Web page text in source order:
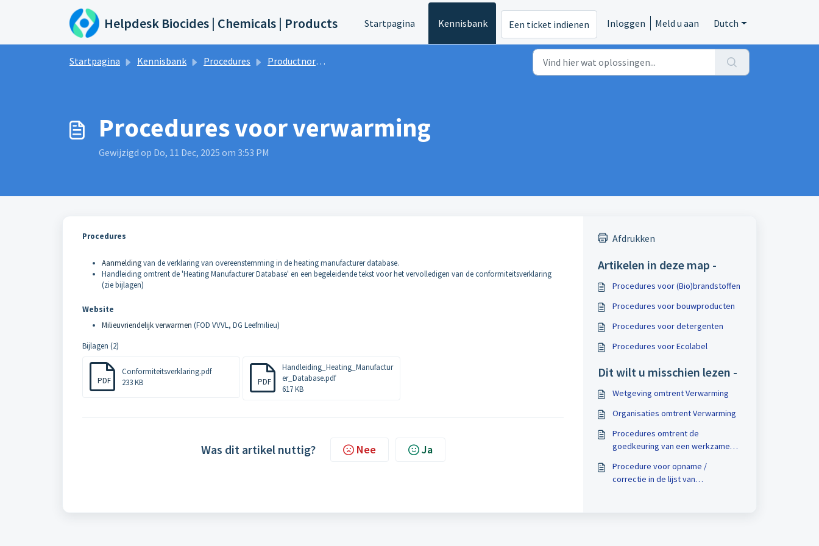
Doorgaan naar hoofdinhoud
Helpdesk Biocides | Chemicals | Products Startpagina Kennisbank Een ticket indienen Inloggen Meld u aan Dutch
Startpagina Kennisbank Procedures Productnormen
Procedures voor verwarming
Gewijzigd op Do, 11 Dec, 2025 om 3:53 PM
Procedures
Aanmeldingvan de verklaring van overeenstemming in de heating manufacturer database.
Handleiding omtrent de 'Heating Manufacturer Database' en een begeleidende tekst voor het vervolledigen van de conformiteitsverklaring
(zie bijlagen)
Website
Milieuvriendelijk verwarmen (FOD VVVL, DG Leefmilieu)
Bijlagen (2)
PDF
Conformiteitsverklaring.pdf
233 KB
PDF
Handleiding_Heating_Manufactur
er_Database.pdf
617 KB
Was dit artikel nuttig? Nee Ja
Afdrukken
Artikelen in deze map -
Procedures voor (Bio)brandstoffen
Procedures voor bouwproducten
Procedures voor detergenten
Procedures voor Ecolabel
Dit wilt u misschien lezen -
Wetgeving omtrent Verwarming
Organisaties omtrent Verwarming
Procedures omtrent de
goedkeuring van een werkzame
Procedure voor opname /
correctie in de lijst van